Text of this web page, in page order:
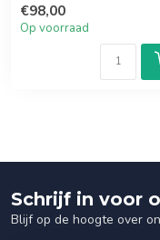
€98,00
Op voorraad
Schrijf in voor
Blijf op de hoogte over